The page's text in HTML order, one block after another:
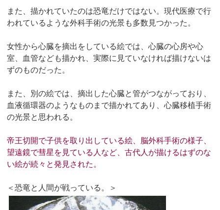
また、描かれていたのは恐竜だけではない。現代医療で行
われているような外科手術の光景も多数見つかった。
女性から心臓を摘出をしている絵では、心臓の心房や心
室、血管なども描かれ、実際に見ていなければ描けないは
ずのものだった。
また、別の絵では、摘出した心臓と管がつながっており、
血液循環器のようなものまで描かれてあり、心臓移植手術
の光景と思われる。
帝王切開で子供を取り出している絵、脳外科手術の様子、
望遠鏡で彗星を見ている人など、古代人が描けるはずのな
い絵が続々と発見された。
＜恐竜と人間が戦っている。＞